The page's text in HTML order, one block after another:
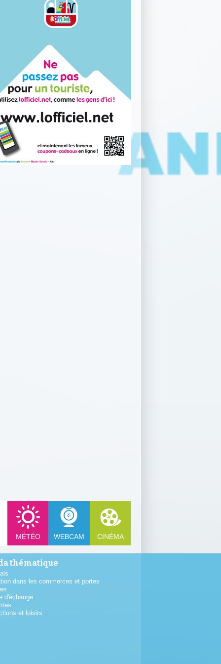
MÉTÉO WEBCAM CINÉMA
thématique
dans les commerces et portes
d'échange
et loisirs